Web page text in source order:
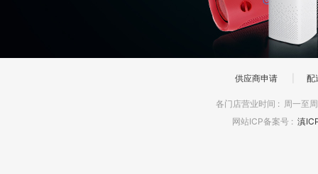
供应商申请 配
各门店营业时间 : 周一至
网站ICP备案号 : 滇